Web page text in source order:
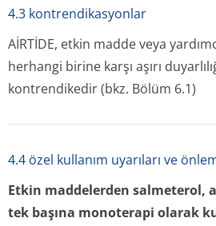
4.3 kontrendikasyonlar
AİRTİDE, etkin madde veya
herhangi birine karşı aşırı
kontrendikedir (bkz. Bölüm 6.1)
4.4 özel kullanım uyarıları ve
Etkin maddelerden salmeterol,
tek başına monoterapi olarak